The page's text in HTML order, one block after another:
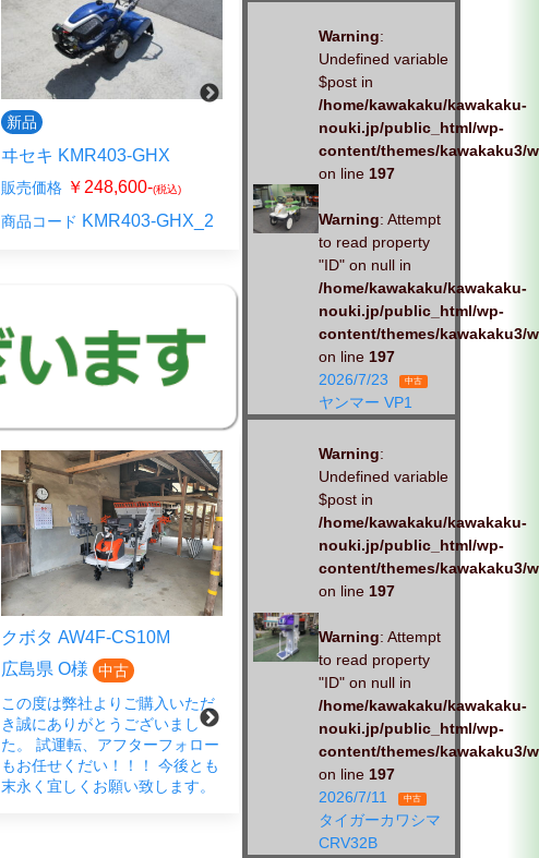
新品
ヰセキ KMR403-GHX
販売価格 ￥248,600-(税込)
商品コード KMR403-GHX_2
ヰセキ KCR659-HX
販売価格 ￥281,600-
商品コード
KCR659HX
クボタ AW4F-CS10M
広島県 O様
中古
この度は弊社よりご購入いただ
き誠にありがとうございまし
た。 試運転、アフターフォロー
もお任せくだい！！！ 今後とも
末永く宜しくお願い致します。
クボタ EP4DF-CS
広島県 S様 中古
この度は、弊社商品をご購入い
ただきありがとうございまし
た。 春の蔵出し市にご来店さ
れ、ご成約いただきました。
声がけいただきました。 しっか
りと、対応させていただきま
Warning:
Undefined variable
$post in
/home/kawakaku/kawakaku-
nouki.jp/public_html/wp-
content/themes/kawakaku3/
on line 197
Warning: Attempt
to read property
"ID" on null in
/home/kawakaku/kawakaku-
nouki.jp/public_html/wp-
content/themes/kawakaku3/
on line 197
2026/7/23
中古
ヤンマー VP1
Warning:
Undefined variable
$post in
/home/kawakaku/kawakaku-
nouki.jp/public_html/wp-
content/themes/kawakaku3/
on line 197
Warning: Attempt
to read property
"ID" on null in
/home/kawakaku/kawakaku-
nouki.jp/public_html/wp-
content/themes/kawakaku3/
on line 197
2026/7/11
中古
タイガーカワシマ
CRV32B